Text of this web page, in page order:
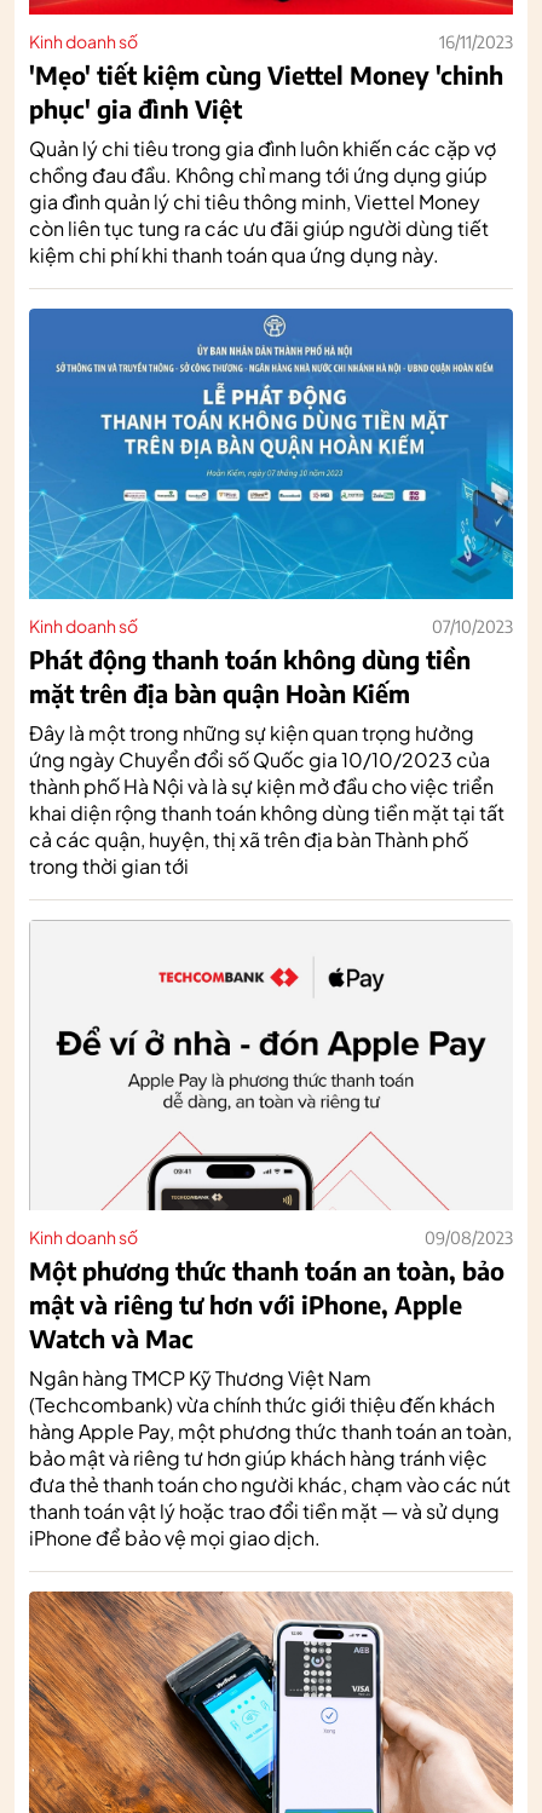
Kinh doanh số 16/11/2023
'Mẹo' tiết kiệm cùng Viettel Money 'chinh
phục' gia đình Việt
Quản lý chi tiêu trong gia đình luôn khiến các cặp vợ
chồng đau đầu. Không chỉ mang tới ứng dụng giúp
gia đình quản lý chi tiêu thông minh, Viettel Money
còn liên tục tung ra các ưu đãi giúp người dùng tiết
kiệm chi phí khi thanh toán qua ứng dụng này.
Kinh doanh số 07/10/2023
Phát động thanh toán không dùng tiền
mặt trên địa bàn quận Hoàn Kiếm
Đây là một trong những sự kiện quan trọng hưởng
ứng ngày Chuyển đổi số Quốc gia 10/10/2023 của
thành phố Hà Nội và là sự kiện mở đầu cho việc triển
khai diện rộng thanh toán không dùng tiền mặt tại tất
cả các quận, huyện, thị xã trên địa bàn Thành phố
trong thời gian tới
Kinh doanh số 09/08/2023
Một phương thức thanh toán an toàn, bảo
mật và riêng tư hơn với iPhone, Apple
Watch và Mac
Ngân hàng TMCP Kỹ Thương Việt Nam
(Techcombank) vừa chính thức giới thiệu đến khách
hàng Apple Pay, một phương thức thanh toán an toàn,
bảo mật và riêng tư hơn giúp khách hàng tránh việc
đưa thẻ thanh toán cho người khác, chạm vào các nút
thanh toán vật lý hoặc trao đổi tiền mặt — và sử dụng
iPhone để bảo vệ mọi giao dịch.